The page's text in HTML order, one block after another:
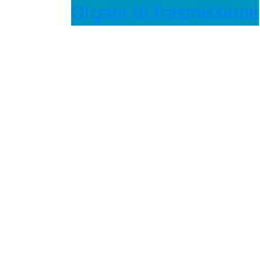
Organi di trasmissione